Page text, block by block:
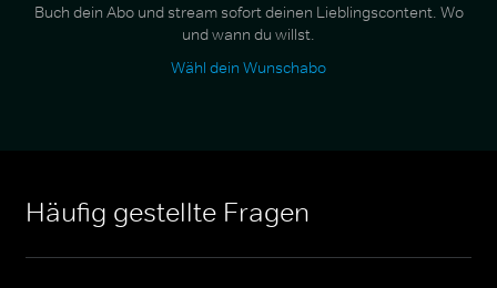
Buch dein Abo und stream sofort deinen Lieblingscontent. Wo
und wann du willst.
Wähl dein Wunschabo
Häufig gestellte Fragen